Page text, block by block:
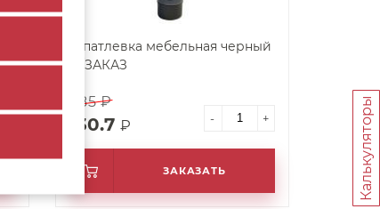
+
Шпатлевка мебельная черный
П/ЗАКАЗ
285 ₽
130.7 ₽ - +
ЗАКАЗАТЬ Калькуляторы